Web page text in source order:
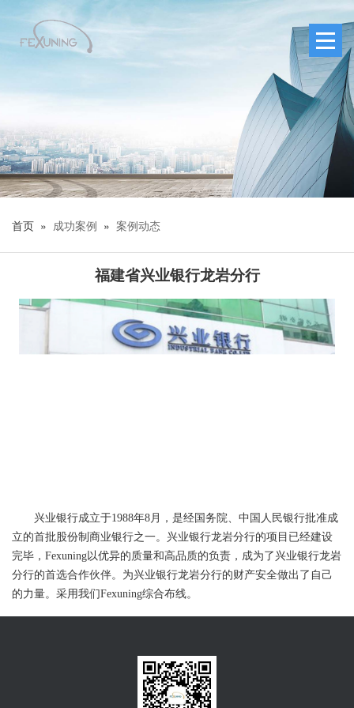
首页 » 成功案例 » 案例动态
福建省兴业银行龙岩分行
兴业银行成立于1988年8月，是经国务院、中国人民银行批准成
立的首批股份制商业银行之一。兴业银行龙岩分行的项目已经建设
完毕，Fexuning以优异的质量和高品质的负责，成为了兴业银行龙岩
分行的首选合作伙伴。为兴业银行龙岩分行的财产安全做出了自己
的力量。采用我们Fexuning综合布线。